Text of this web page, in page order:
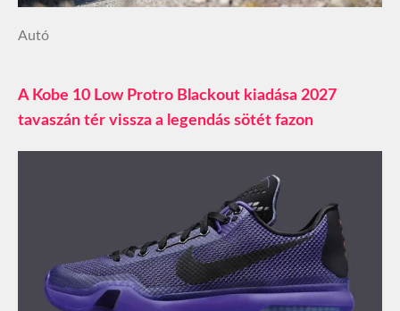
Autó
A Kobe 10 Low Protro Blackout kiadása 2027
tavaszán tér vissza a legendás sötét fazon